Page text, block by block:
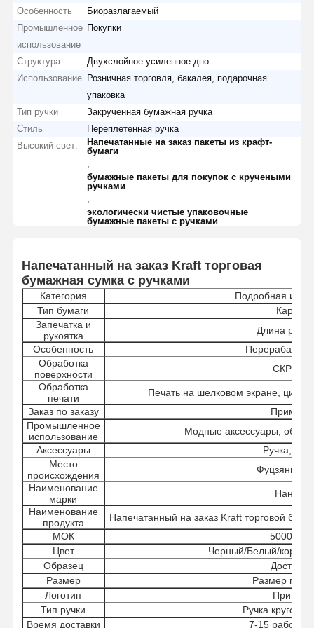
Особенность
Биоразлагаемый
Промышленное
использование
Покупки
Структура
Двухслойное усиленное дно.
Использование Розничная торговля, бакалея, подарочная
упаковка
Тип ручки
Закрученная бумажная ручка
Стиль
Переплетенная ручка
Высокий свет:
Напечатанные на заказ пакеты из крафт-
бумаги
бумажные пакеты для покупок с кручеными
ручками
экологически чистые упаковочные
бумажные пакеты с ручками
Напечатанный на заказ Kraft торговая
бумажная сумка с ручками
Категория
Подробная
Тип бумаги
Картон
Запечатка и
рукоятка
Длина
Особенность
Обработка
поверхности
СКРИНТ
Обработка
печати
Печать на шелковом экране,
Заказ по заказу
Примите.
Промышленное
использование
Модные аксессуары; обувь
Аксессуары
Ручка,
Место
происхождения
Фуцзянь,
Наименование
марки
Нанван
Наименование
продукта
Напечатанный на заказ Kraft торговой
МОК
50000 шт.
Цвет
Черный/Белый/
Образец
Доступно
Размер
Размер по
Логотип
Принято
Тип ручки
Ручка
Время доставки
7-15 рабочих